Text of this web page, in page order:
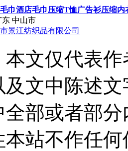
巾酒店毛巾压缩T恤广告衫压缩内
东 中山市
景江纺织品有限公司
本文仅代表
文中陈述
全部或者部
站不作任